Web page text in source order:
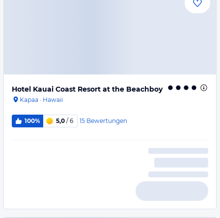
Hotel Kauai Coast Resort at the Beachboy
Kapaa · Hawaii
100% 5,0 / 6 15 Bewertungen